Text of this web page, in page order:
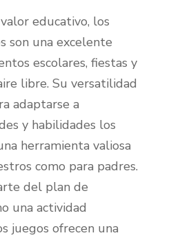
educativo, los
son una excelente
escolares, fiestas y
libre. Su versatilidad
adaptarse a
y habilidades los
herramienta valiosa
como para padres.
del plan de
una actividad
juegos ofrecen una